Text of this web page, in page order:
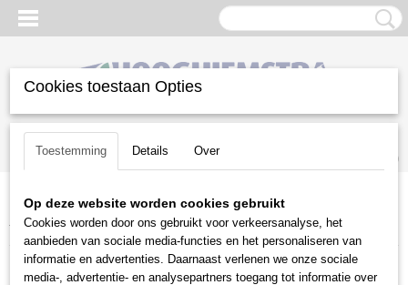
Inloggen Registreren
(0)
Home >Diversen>Speelgoed en Merchandise>
fleecejack zwart
Cookies toestaan Opties
Toestemming Details Over
Op deze website worden cookies gebruikt
Cookies worden door ons gebruikt voor verkeersanalyse, het
aanbieden van sociale media-functies en het personaliseren van
informatie en advertenties. Daarnaast verlenen we onze sociale
media-, advertentie- en analysepartners toegang tot informatie over